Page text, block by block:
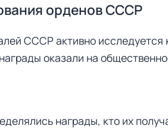
орденов СССР
СССР активно исследуется
оказали на
награды, кто их